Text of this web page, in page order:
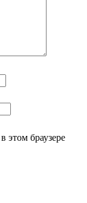
этом браузере